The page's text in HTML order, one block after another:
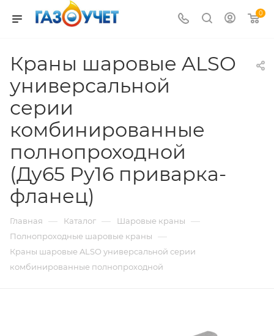
0
Краны шаровые ALSO
универсальной
серии
комбинированные
полнопроходной
(Ду65 Pу16 приварка-
фланец)
Главная — Каталог — Шаровые краны —
Полнопроходные шаровые краны —
Краны шаровые ALSO универсальной серии
комбинированные полнопроходной